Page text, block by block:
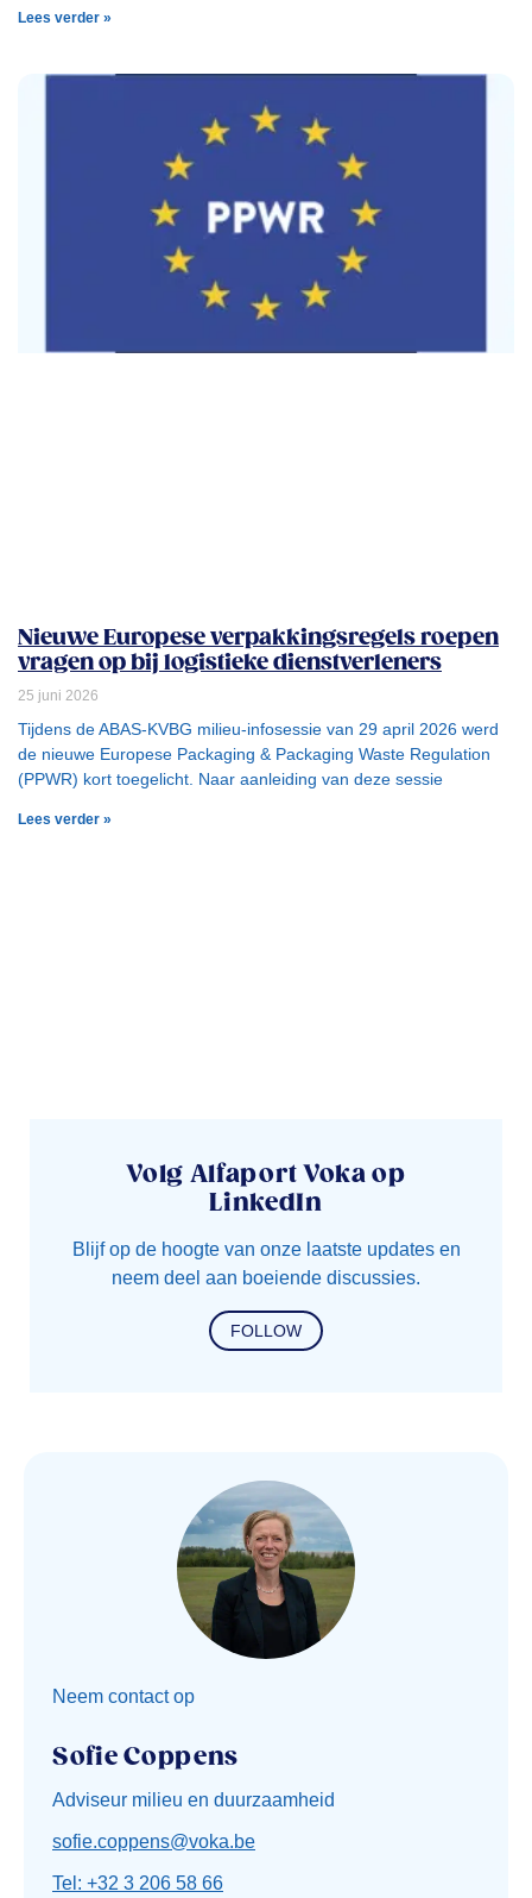
Lees verder »
Nieuwe Europese verpakkingsregels roepen
vragen op bij logistieke dienstverleners
25 juni 2026
Tijdens de ABAS-KVBG milieu-infosessie van 29 april 2026 werd
de nieuwe Europese Packaging & Packaging Waste Regulation
(PPWR) kort toegelicht. Naar aanleiding van deze sessie
Lees verder »
Volg Alfaport Voka op
LinkedIn
Blijf op de hoogte van onze laatste updates en
neem deel aan boeiende discussies.
FOLLOW
Neem contact op
Sofie Coppens
Adviseur milieu en duurzaamheid
sofie.coppens@voka.be
Tel: +32 3 206 58 66